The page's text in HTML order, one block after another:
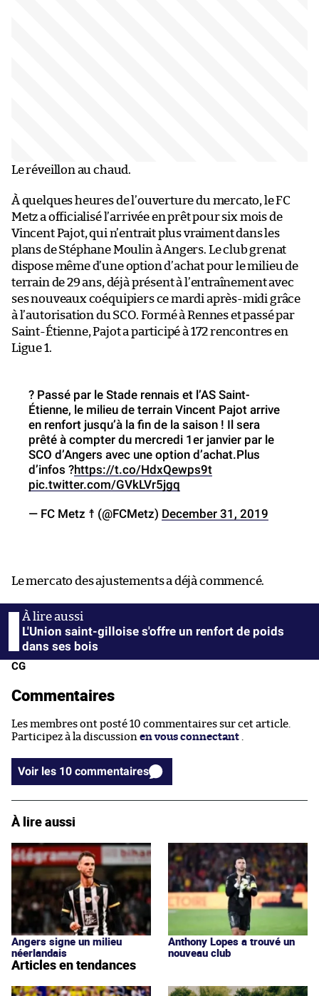
Le réveillon au chaud.
À quelques heures de l’ouverture du mercato, le FC
Metz a officialisé l’arrivée en prêt pour six mois de
Vincent Pajot, qui n’entrait plus vraiment dans les
plans de Stéphane Moulin à Angers. Le club grenat
dispose même d’une option d’achat pour le milieu de
terrain de 29 ans, déjà présent à l’entraînement avec
ses nouveaux coéquipiers ce mardi après-midi grâce
à l’autorisation du SCO. Formé à Rennes et passé par
Saint-Étienne, Pajot a participé à 172 rencontres en
Ligue 1.
? Passé par le Stade rennais et l’AS Saint-
Étienne, le milieu de terrain Vincent Pajot arrive
en renfort jusqu’à la fin de la saison ! Il sera
prêté à compter du mercredi 1er janvier par le
SCO d’Angers avec une option d’achat.Plus
d’infos ?https://t.co/HdxQewps9t
pic.twitter.com/GVkLVr5jgq
— FC Metz ☨ (@FCMetz) December 31, 2019
Le mercato des ajustements a déjà commencé.
L'Union saint-gilloise s'offre un renfort de poids
dans ses bois
CG
Commentaires
Les membres ont posté 10 commentaires sur cet article.
Participez à la discussion en vous connectant
Voir les 10 commentaires
À lire aussi
Angers signe un milieu
néerlandais
Anthony Lopes a trouvé un
nouveau club
Articles en tendances